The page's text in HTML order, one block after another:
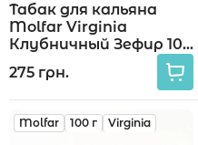
Табак для кальяна
Molfar Virginia
Клубничный Зефир 100
275 грн.
Molfar 100 г Virginia